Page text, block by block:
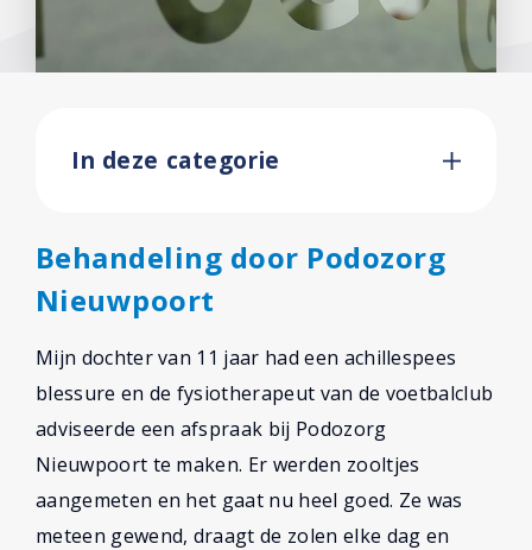
In deze categorie
Behandeling door Podozorg
Nieuwpoort
Mijn dochter van 11 jaar had een achillespees
blessure en de fysiotherapeut van de voetbalclub
adviseerde een afspraak bij Podozorg
Nieuwpoort te maken. Er werden zooltjes
aangemeten en het gaat nu heel goed. Ze was
meteen gewend, draagt de zolen elke dag en